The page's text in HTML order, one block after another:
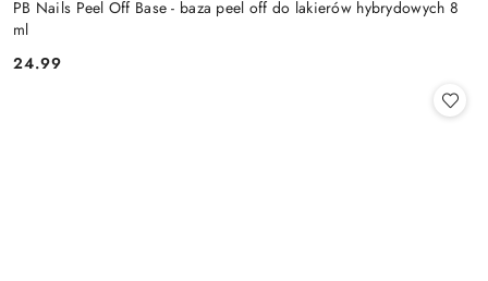
PB Nails Peel Off Base - baza peel off do lakierów hybrydowych 8
ml
Cena:
24.99